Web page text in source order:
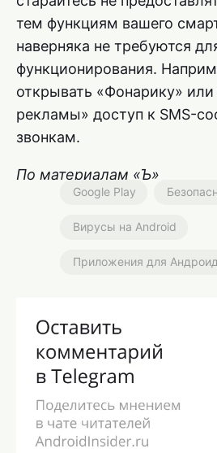
тем функциям вашего
наверняка не требуются
функционирования.
открывать «Фонарику»
рекламы» доступ к SMS-
звонкам.
По материалам «Ъ»
Google Play
Вирусы на Android
Приложения для Андроид